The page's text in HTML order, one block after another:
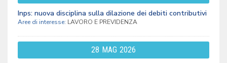
Inps: nuova disciplina sulla dilazione dei debiti contributivi
Aree di interesse: LAVORO E PREVIDENZA
28 MAG 2026